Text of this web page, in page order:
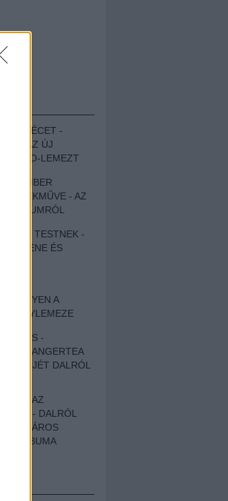
A LÉCET -
AZ ÚJ
HERO-LEMEZT
REMEKMŰVE - AZ
ALBUMRÓL
ÉS TESTNEK -
ÉS
- ILYEN A
NAGYLEMEZE
-
AZ ANGERTEA
EP-JÉT DALRÓL
AZ
- DALRÓL
VÁROS
ALBUMA